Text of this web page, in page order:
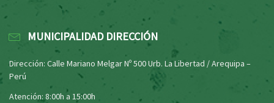
MUNICIPALIDAD DIRECCIÓN
Dirección: Calle Mariano Melgar Nº 500 Urb. La Libertad / Arequipa –
Perú
Atención: 8:00h a 15:00h